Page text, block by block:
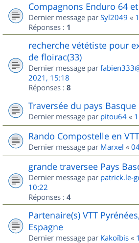
Compagnons Enduro 64
Dernier message par Syl2049 «
Réponses : 1
recherche vététiste pour
de floirac(33)
Dernier message par
2021, 15:18
Réponses : 8
Traversée du pays Basque
Dernier message par pitou64 «
Rando Compostelle en
Dernier message par Marxel «
grande traversee Pays
Dernier message par patrick.le-
10:22
Réponses : 4
Partenaire(s) VTT
Espagne
Dernier message par Kakoïbis «